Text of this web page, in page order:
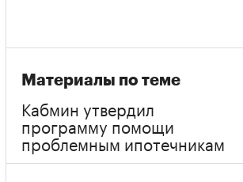
Материалы по теме
Кабмин утвердил
программу помощи
проблемным ипотечникам